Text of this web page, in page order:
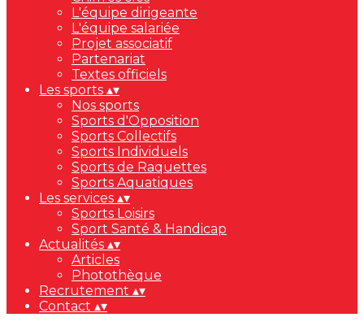
L'équipe dirigeante
L'équipe salariée
Projet associatif
Partenariat
Textes officiels
Les sports ▴▾
Nos sports
Sports d'Opposition
Sports Collectifs
Sports Individuels
Sports de Raquettes
Sports Aquatiques
Les services ▴▾
Sports Loisirs
Sport Santé & Handicap
Actualités ▴▾
Articles
Photothèque
Recrutement ▴▾
Contact ▴▾